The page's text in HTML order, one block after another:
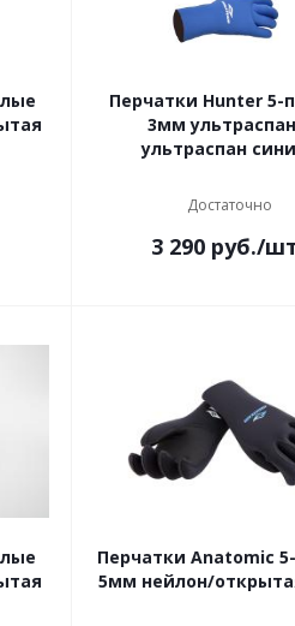
Перчатки Hunter 5-
3мм
ультраспан
Достаточно
3 290 руб./
Перчатки Anatomic
5мм нейлон/